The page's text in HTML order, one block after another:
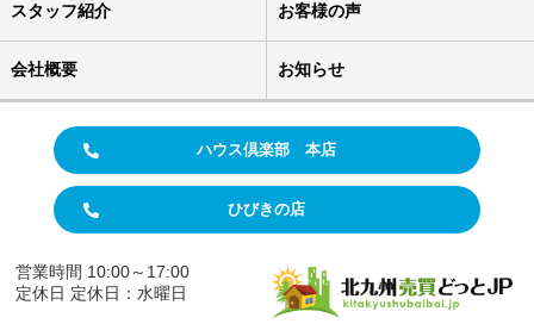
スタッフ紹介 お客様の声
会社概要 お知らせ
ハウス倶楽部 本店
ひびきの店
営業時間 10:00～17:00
定休日 定休日：水曜日